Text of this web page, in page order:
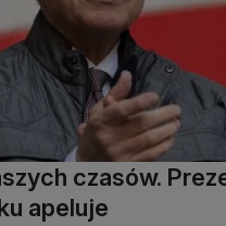
czasów.
apeluje